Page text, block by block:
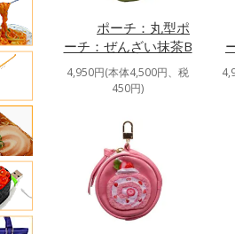
ポーチ：丸型ポ
ーチ：ぜんざい抹茶B
4,950円(本体4,500円、税
450円)